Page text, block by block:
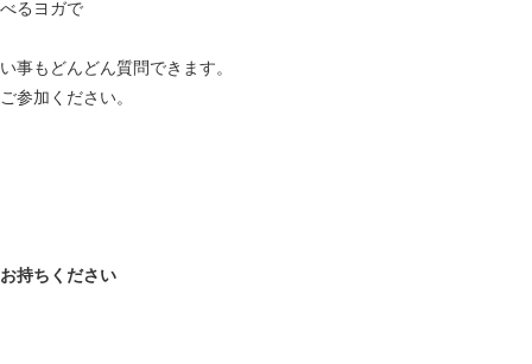
るヨガで
事もどんどん質問できます。
参加ください。
持ちください